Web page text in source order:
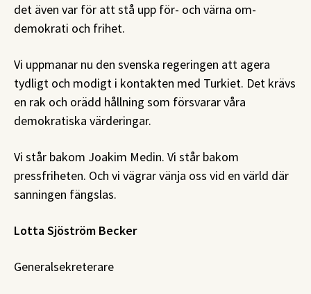
det även var för att stå upp för- och värna om-
demokrati och frihet.
Vi uppmanar nu den svenska regeringen att agera
tydligt och modigt i kontakten med Turkiet. Det krävs
en rak och orädd hållning som försvarar våra
demokratiska värderingar.
Vi står bakom Joakim Medin. Vi står bakom
pressfriheten. Och vi vägrar vänja oss vid en värld där
sanningen fängslas.
Lotta Sjöström Becker
Generalsekreterare